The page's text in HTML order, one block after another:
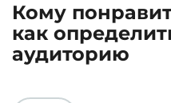
Кому
как
аудиторию